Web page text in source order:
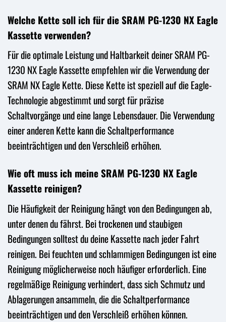
Welche Kette soll ich für die SRAM PG-1230 NX Eagle
Kassette verwenden?
Für die optimale Leistung und Haltbarkeit deiner SRAM PG-
1230 NX Eagle Kassette empfehlen wir die Verwendung der
SRAM NX Eagle Kette. Diese Kette ist speziell auf die Eagle-
Technologie abgestimmt und sorgt für präzise
Schaltvorgänge und eine lange Lebensdauer. Die Verwendung
einer anderen Kette kann die Schaltperformance
beeinträchtigen und den Verschleiß erhöhen.
Wie oft muss ich meine SRAM PG-1230 NX Eagle
Kassette reinigen?
Die Häufigkeit der Reinigung hängt von den Bedingungen ab,
unter denen du fährst. Bei trockenen und staubigen
Bedingungen solltest du deine Kassette nach jeder Fahrt
reinigen. Bei feuchten und schlammigen Bedingungen ist eine
Reinigung möglicherweise noch häufiger erforderlich. Eine
regelmäßige Reinigung verhindert, dass sich Schmutz und
Ablagerungen ansammeln, die die Schaltperformance
beeinträchtigen und den Verschleiß erhöhen können.